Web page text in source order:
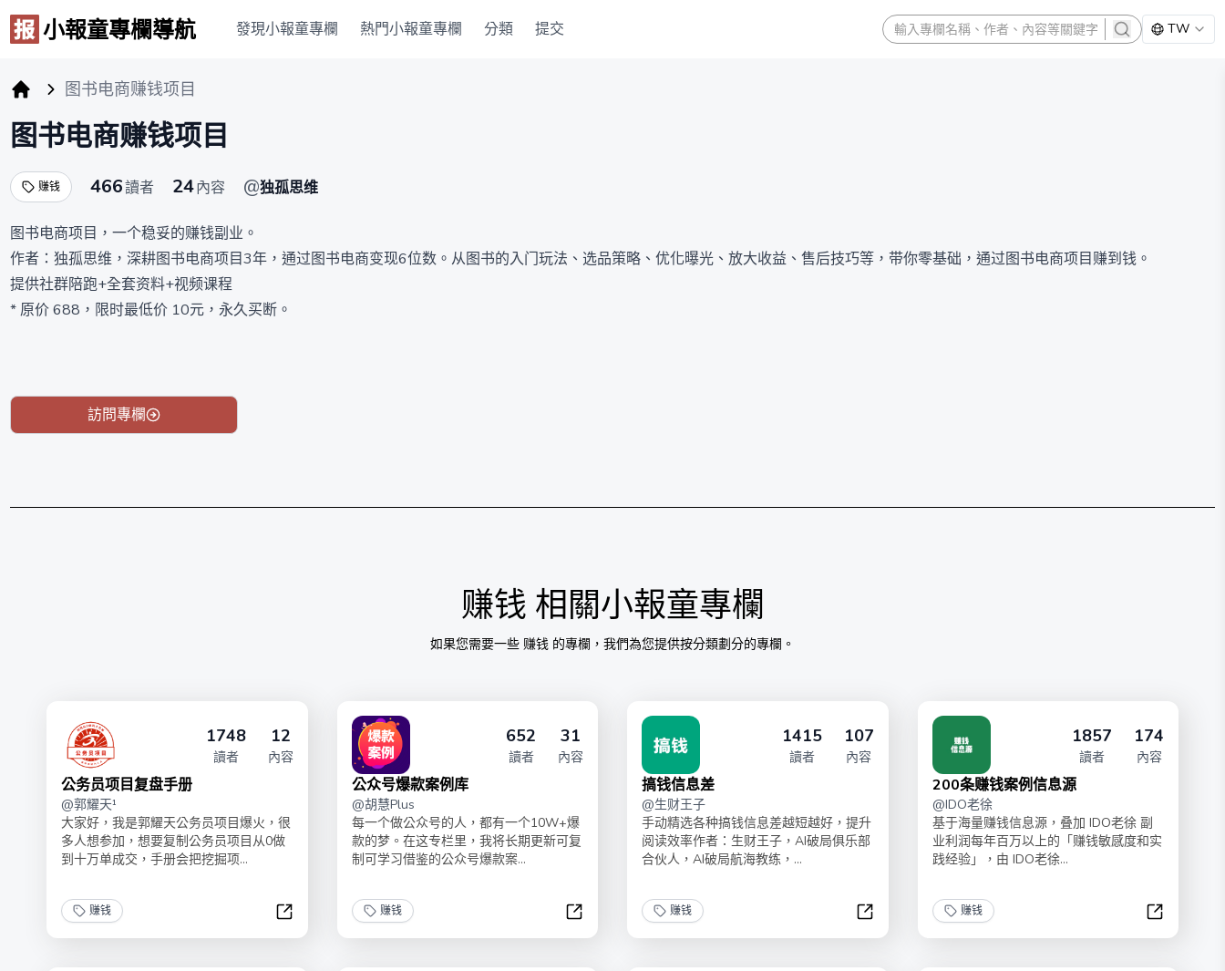
小報童專欄導航 發現小報童專欄 熱門小報童專欄 分類
提交
search
TW
图书电商赚钱项目
图书电商赚钱项目
赚钱 466讀者 24內容 @独孤思维
图书电商项目，一个稳妥的赚钱副业。
作者：独孤思维，深耕图书电商项目3年，通过图书电商变现6位数。从图书的入门玩法、选品策略、优化曝光、放大收益、售后技巧等，带你零基础，通过图书电商项目赚到钱。
提供社群陪跑+全套资料+视频课程
* 原价 688，限时最低价 10元，永久买断。
訪問專欄
赚钱 相關小報童專欄
如果您需要一些 赚钱 的專欄，我們為您提供按分類劃分的專欄。
1748
讀者
12
內容
公务员项目复盘手册
@郭耀天¹
大家好，我是郭耀天公务员项目爆火，很
多人想参加，想要复制公务员项目从0做
到十万单成交，手册会把挖掘项...
赚钱
公务员项目复盘手册
652
讀者
31
內容
公众号爆款案例库
@胡慧Plus
每一个做公众号的人，都有一个10W+爆
款的梦。在这专栏里，我将长期更新可复
制可学习借鉴的公众号爆款案...
赚钱
公众号爆款案例库
1415
讀者
107
內容
搞钱信息差
@生财王子
手动精选各种搞钱信息差越短越好，提升
阅读效率作者：生财王子，AI破局俱乐部
合伙人，AI破局航海教练，...
赚钱
搞钱信息差
1857
讀者
174
內容
200条赚钱案例信息源
@IDO老徐
基于海量赚钱信息源，叠加 IDO老徐 副
业利润每年百万以上的「赚钱敏感度和实
践经验」，由 IDO老徐...
赚钱
200条赚钱